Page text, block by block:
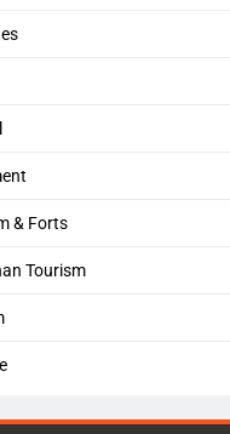
& Forts
Tourism